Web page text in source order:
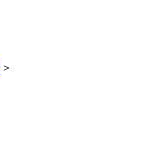
>